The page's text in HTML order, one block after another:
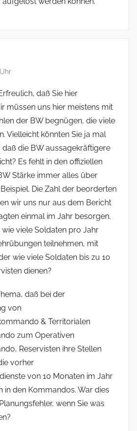
daß Sie hier
müssen uns hier meistens mit
der BW begnügen, die viele
Vielleicht könnten Sie ja mal
die BW aussagekräftigere
Es fehlt in den offiziellen
Stärke immer alles über
Die Zahl der beorderten
wir uns nur aus dem Bericht
einmal im Jahr besorgen.
wie viele Soldaten pro Jahr
teilnehmen, mit
wie viele Soldaten bis zu 10
dienen?
daß bei der
von
& Territorialen
zum Operativen
Reservisten ihre Stellen
vorher
von 10 Monaten im Jahr
in den Kommandos. War dies
wenn Sie was